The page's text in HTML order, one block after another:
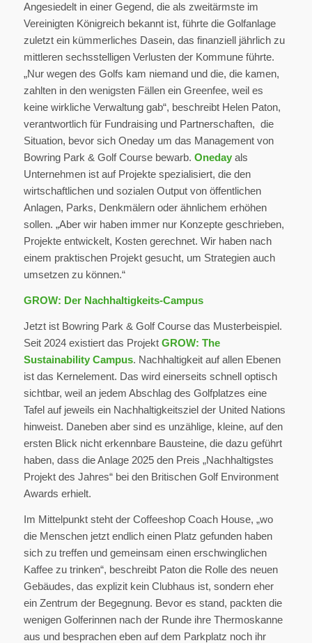
Angesiedelt in einer Gegend, die als zweitärmste im
Vereinigten Königreich bekannt ist, führte die Golfanlage
zuletzt ein kümmerliches Dasein, das finanziell jährlich zu
mittleren sechsstelligen Verlusten der Kommune führte.
„Nur wegen des Golfs kam niemand und die, die kamen,
zahlten in den wenigsten Fällen ein Greenfee, weil es
keine wirkliche Verwaltung gab“, beschreibt Helen Paton,
verantwortlich für Fundraising und Partnerschaften, die
Situation, bevor sich Oneday um das Management von
Bowring Park & Golf Course bewarb. Onedayals
Unternehmen ist auf Projekte spezialisiert, die den
wirtschaftlichen und sozialen Output von öffentlichen
Anlagen, Parks, Denkmälern oder ähnlichem erhöhen
sollen. „Aber wir haben immer nur Konzepte geschrieben,
Projekte entwickelt, Kosten gerechnet. Wir haben nach
einem praktischen Projekt gesucht, um Strategien auch
umsetzen zu können.“
GROW: Der Nachhaltigkeits-Campus
Jetzt ist Bowring Park & Golf Course das Musterbeispiel.
Seit 2024 existiert das Projekt GROW: The
Sustainability Campus. Nachhaltigkeit auf allen Ebenen
ist das Kernelement. Das wird einerseits schnell optisch
sichtbar, weil an jedem Abschlag des Golfplatzes eine
Tafel auf jeweils ein Nachhaltigkeitsziel der United Nations
hinweist. Daneben aber sind es unzählige, kleine, auf den
ersten Blick nicht erkennbare Bausteine, die dazu geführt
haben, dass die Anlage 2025 den Preis „Nachhaltigstes
Projekt des Jahres“ bei den Britischen Golf Environment
Awards erhielt.
Im Mittelpunkt steht der Coffeeshop Coach House, „wo
die Menschen jetzt endlich einen Platz gefunden haben
sich zu treffen und gemeinsam einen erschwinglichen
Kaffee zu trinken“, beschreibt Paton die Rolle des neuen
Gebäudes, das explizit kein Clubhaus ist, sondern eher
ein Zentrum der Begegnung. Bevor es stand, packten die
wenigen Golferinnen nach der Runde ihre Thermoskanne
aus und besprachen eben auf dem Parkplatz noch ihr